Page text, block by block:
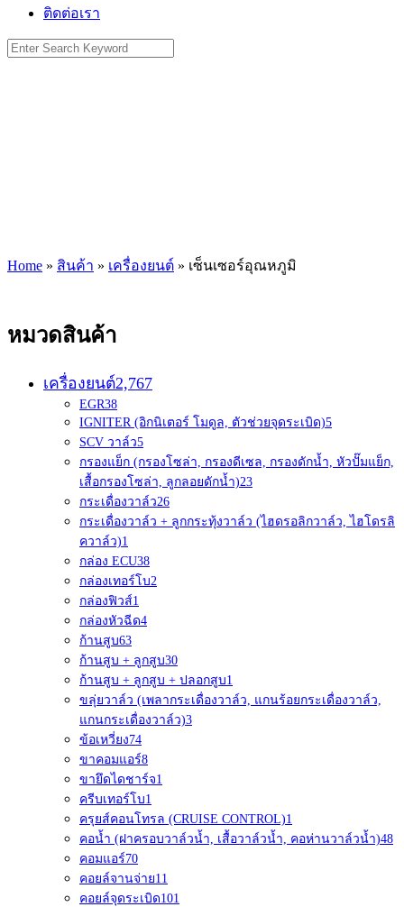
ติดต่อเรา
Search
for:
Home » สินค้า » เครื่องยนต์ » เซ็นเซอร์อุณหภูมิ
หมวดสินค้า
เครื่องยนต์2,767
EGR38
IGNITER (อิกนิเตอร์ โมดูล, ตัวช่วยจุดระเบิด)5
SCV วาล์ว5
กรองแย็ก (กรองโซล่า, กรองดีเซล, กรองดักน้ำ, หัวปั๊มแย็ก,
เสื้อกรองโซล่า, ลูกลอยดักน้ำ)23
กระเดื่องวาล์ว26
กระเดื่องวาล์ว + ลูกกระทุ้งวาล์ว (ไฮดรอลิกวาล์ว, ไฮโดรลิ
ควาล์ว)1
กล่อง ECU38
กล่องเทอร์โบ2
กล่องฟิวส์1
กล่องหัวฉีด4
ก้านสูบ63
ก้านสูบ + ลูกสูบ30
ก้านสูบ + ลูกสูบ + ปลอกสูบ1
ขลุ่ยวาล์ว (เพลากระเดื่องวาล์ว, แกนร้อยกระเดื่องวาล์ว,
แกนกระเดื่องวาล์ว)3
ข้อเหวี่ยง74
ขาคอมแอร์8
ขายึดไดชาร์จ1
ครีบเทอร์โบ1
ครุยส์คอนโทรล (CRUISE CONTROL)1
คอน้ำ (ฝาครอบวาล์วน้ำ, เสื้อวาล์วน้ำ, คอห่านวาล์วน้ำ)48
คอมแอร์70
คอยล์จานจ่าย11
คอยล์จุดระเบิด101